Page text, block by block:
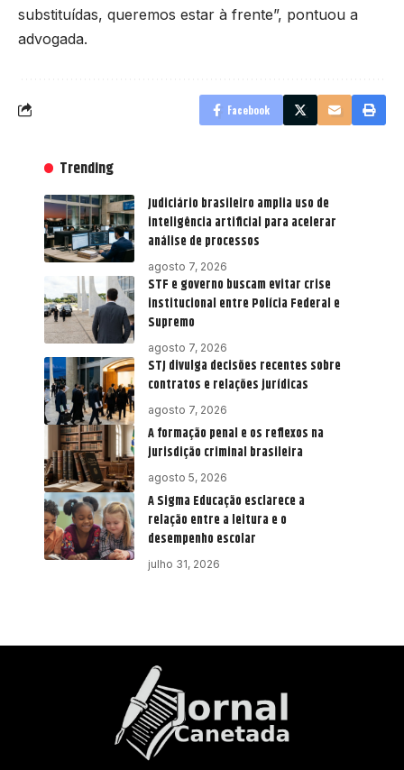
substituídas, queremos estar à frente”, pontuou a
advogada.
Facebook
Trending
Judiciário brasileiro amplia uso de
inteligência artificial para acelerar
análise de processos
agosto 7, 2026
STF e governo buscam evitar crise
institucional entre Polícia Federal e
Supremo
agosto 7, 2026
STJ divulga decisões recentes sobre
contratos e relações jurídicas
agosto 7, 2026
A formação penal e os reflexos na
jurisdição criminal brasileira
agosto 5, 2026
A Sigma Educação esclarece a
relação entre a leitura e o
desempenho escolar
julho 31, 2026